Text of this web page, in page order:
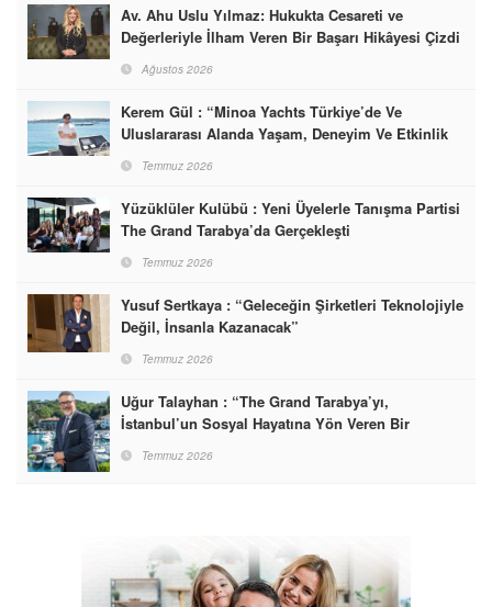
Av. Ahu Uslu Yılmaz: Hukukta Cesareti ve
Değerleriyle İlham Veren Bir Başarı Hikâyesi Çizdi
Ağustos 2026
Kerem Gül : “Minoa Yachts Türkiye’de Ve
Uluslararası Alanda Yaşam, Deneyim Ve Etkinlik
Markası Olacak”
Temmuz 2026
Yüzüklüler Kulübü : Yeni Üyelerle Tanışma Partisi
The Grand Tarabya’da Gerçekleşti
Temmuz 2026
Yusuf Sertkaya : “Geleceğin Şirketleri Teknolojiyle
Değil, İnsanla Kazanacak”
Temmuz 2026
Uğur Talayhan : “The Grand Tarabya’yı,
İstanbul’un Sosyal Hayatına Yön Veren Bir
Destinasyon Haline Getirmeyi Hedefliyorum”
Temmuz 2026